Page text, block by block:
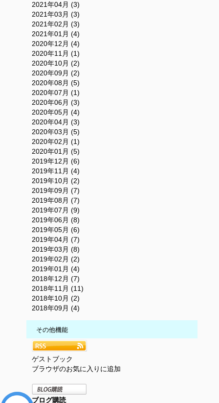
2021年04月 (3)
2021年03月 (3)
2021年02月 (3)
2021年01月 (4)
2020年12月 (4)
2020年11月 (1)
2020年10月 (2)
2020年09月 (2)
2020年08月 (5)
2020年07月 (1)
2020年06月 (3)
2020年05月 (4)
2020年04月 (3)
2020年03月 (5)
2020年02月 (1)
2020年01月 (5)
2019年12月 (6)
2019年11月 (4)
2019年10月 (2)
2019年09月 (7)
2019年08月 (7)
2019年07月 (9)
2019年06月 (8)
2019年05月 (6)
2019年04月 (7)
2019年03月 (8)
2019年02月 (2)
2019年01月 (4)
2018年12月 (7)
2018年11月 (11)
2018年10月 (2)
2018年09月 (4)
その他機能
ゲストブック
ブラウザのお気に入りに追加
ブログ購読